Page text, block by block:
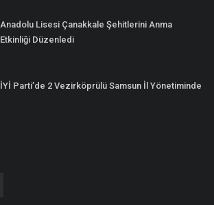
Anadolu Lisesi Çanakkale Şehitlerini Anma
Etkinliği Düzenledi
İYİ Parti’de 2 Vezirköprülü Samsun İl Yönetiminde